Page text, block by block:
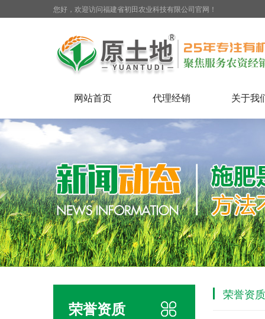
您好，欢迎访问福建省初田农业科技有限公司官网！
网站首页 代理经销 关于我
荣誉资质
荣誉资质